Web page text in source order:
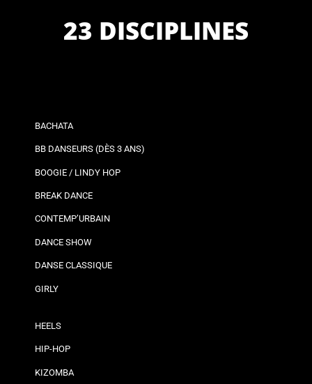
23 DISCIPLINES
BACHATA
BB DANSEURS (DÈS 3 ANS)
BOOGIE / LINDY HOP
BREAK DANCE
CONTEMP’URBAIN
DANCE SHOW
DANSE CLASSIQUE
GIRLY
HEELS
HIP-HOP
KIZOMBA